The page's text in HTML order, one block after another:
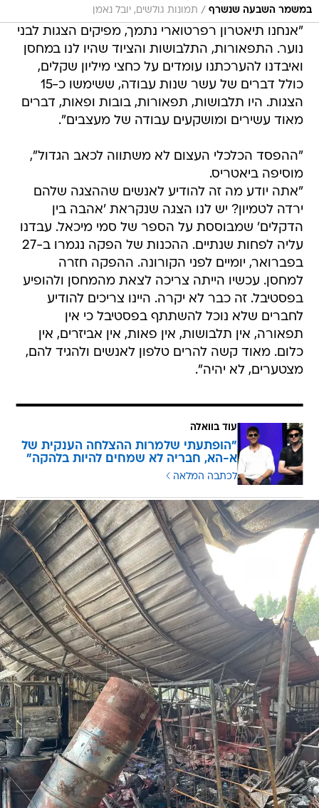
במשמר השבעה שנשרף / תמונות גולשים, יובל נאמן
"אנחנו תיאטרון רפרטוארי נתמך, מפיקים הצגות לבני
נוער. התפאורות, התלבושות והציוד שהיו לנו במחסן
ואיבדנו להערכתנו עומדים על כחצי מיליון שקלים,
כולל דברים של עשר שנות עבודה, ששימשו כ-15
הצגות. היו תלבושות, תפאורות, בובות ופאות, דברים
מאוד עשירים ומושקעים עבודה של מעצבים".
"ההפסד הכלכלי העצום לא משתווה לכאב הגדול",
מוסיפה ביאטריס.
"אתה יודע מה זה להודיע לאנשים שההצגה שלהם
ירדה לטמיון? יש לנו הצגה שנקראת 'אהבה בין
הדקלים' שמבוססת על הספר של סמי מיכאל. עבדנו
עליה לפחות שנתיים. ההכנות של הפקה נגמרו ב-27
בפברואר, יומיים לפני הקורונה. ההפקה חזרה
למחסן. עכשיו הייתה צריכה לצאת מהמחסן ולהופיע
בפסטיבל. זה כבר לא יקרה. היינו צריכים להודיע
לחברים שלא נוכל להשתתף בפסטיבל כי אין
תפאורה, אין תלבושות, אין פאות, אין אביזרים, אין
כלום. מאוד קשה להרים טלפון לאנשים ולהגיד להם,
מצטערים, לא יהיה".
עוד בוואלה
"הופתעתי שלמרות ההצלחה הענקית של
א-הא, חבריה לא שמחים להיות בלהקה"
לכתבה המלאה